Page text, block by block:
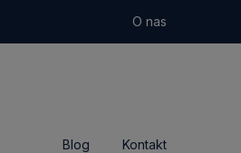
O nas
Blog Kontakt